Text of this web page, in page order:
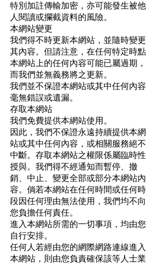
特別加註傳輸加密，亦可能發生被他
人閱讀或攔截資料的風險。
本網站變更
我們得不時更新本網站，並隨時變更
其內容。但請注意，在任何特定時點
本網站上的任何內容可能已屬過期，
而我們並無義務將之更新。
我們並不保證本網站或其中任何內容
毫無錯誤或遺漏。
存取本網站
我們免費提供本網站使用。
因此，我們不保證永遠持續提供本網
站或其中任何內容，或相關服務絕不
中斷。存取本網站之權限係屬臨時性
授與。我們得不經通知而暫停、撤
銷、中止、變更全部或部分本網站內
容。倘若本網站在任何時間或任何時
段因任何理由無法使用，我們均不向
您負擔任何責任。
進入本網站所需的一切事項，均由您
自行安排。
任何人若經由您的網際網路連線進入
本網站，則由您負責確保該等人士業